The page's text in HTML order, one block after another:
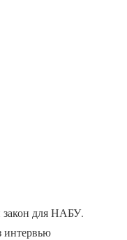
закон для НАБУ.
интервью